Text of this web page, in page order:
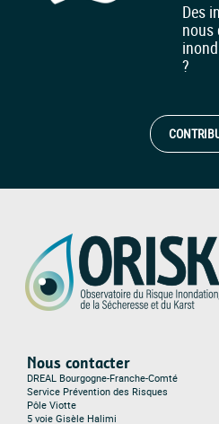
Des
nous
?
Nous contacter
DREAL Bourgogne-Franche-Comté
Service Prévention des Risques
Pôle Viotte
5 voie Gisèle Halimi